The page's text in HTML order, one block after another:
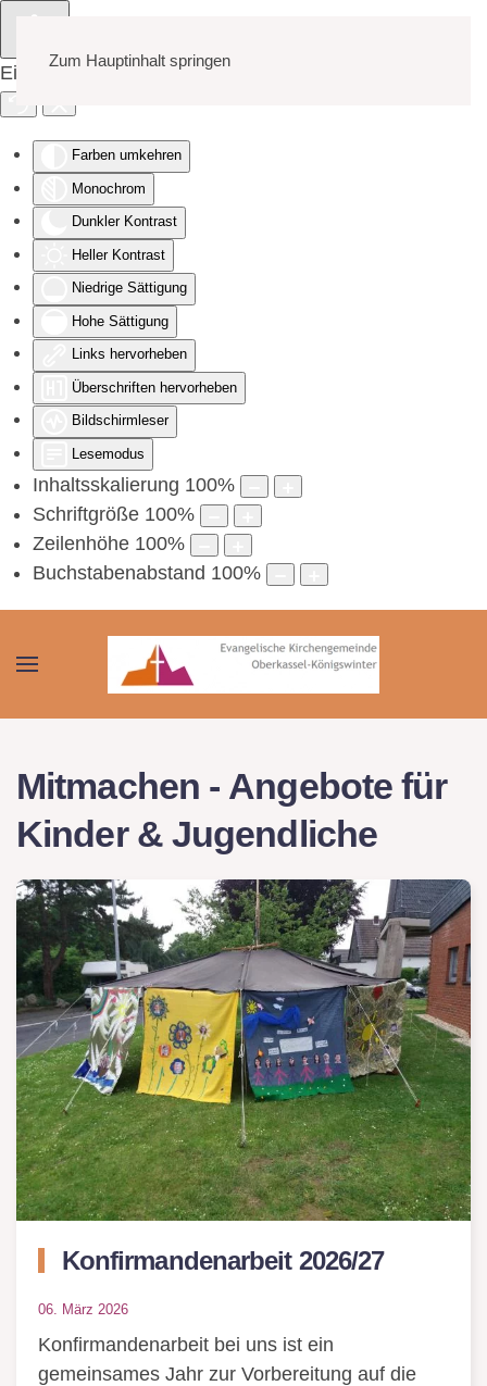
Eingabehilfen öffnen
Farben umkehren
Monochrom
Dunkler Kontrast
Heller Kontrast
Niedrige Sättigung
Hohe Sättigung
Links hervorheben
Überschriften hervorheben
Bildschirmleser
Lesemodus
Inhaltsskalierung 100%
Schriftgröße 100%
Zeilenhöhe 100%
Buchstabenabstand 100%
Zum Hauptinhalt springen
Mitmachen - Angebote für
Kinder & Jugendliche
Konfirmandenarbeit 2026/27
06. März 2026
Konfirmandenarbeit bei uns ist ein
gemeinsames Jahr zur Vorbereitung auf die